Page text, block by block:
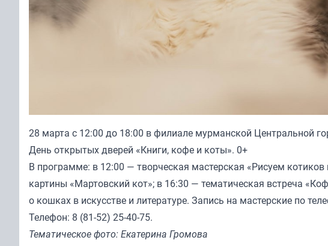
28 марта с 12:00 до 18:00 в филиале мурманской Центральной
День открытых дверей «Книги, кофе и коты». 0+
В программе: в 12:00 — творческая мастерская «Рисуем
картины «Мартовский кот»; в 16:30 — тематическая встреча
о кошках в искусстве и литературе. Запись на мастерские по
Телефон: 8 (81-52) 25-40-75.
Тематическое фото: Екатерина Громова